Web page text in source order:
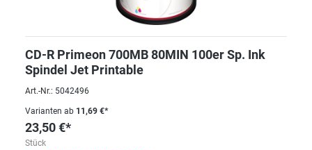
CD-R Primeon 700MB 80MIN 100er Sp. Ink
Spindel Jet Printable
Art.-Nr.: 5042496
Varianten ab 11,69 €*
23,50 €*
Stück